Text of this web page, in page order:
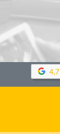
4,7